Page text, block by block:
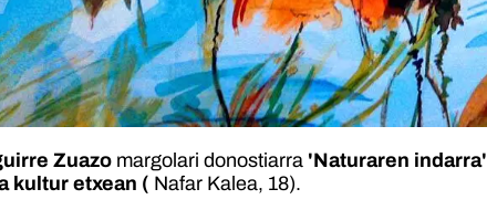
Zuazo margolari donostiarra 'Naturaren indarra'
kultur etxean ( Nafar Kalea, 18).